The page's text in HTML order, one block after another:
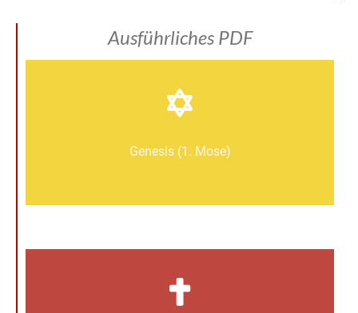
Ausführliches PDF
Genesis (1. Mose)